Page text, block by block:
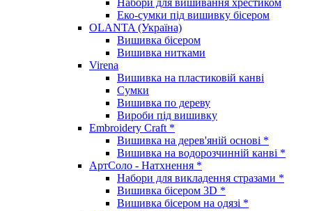
Еко-сумки під вишивку бісером
OLANTA (Україна)
Вишивка бісером
Вишивка нитками
Virena
Вишивка на пластиковій канві
Сумки
Вишивка по дереву
Вироби під вишивку
Embroidery Craft *
Вишивка на дерев'яній основі *
Вишивка на водорозчинній канві *
АртСоло - Натхнення *
Набори для викладення стразами *
Вишивка бісером 3D *
Вишивка бісером на одязі *